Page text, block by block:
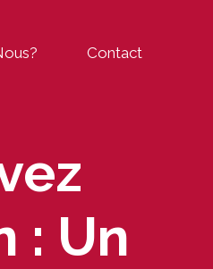
Contact
: Un